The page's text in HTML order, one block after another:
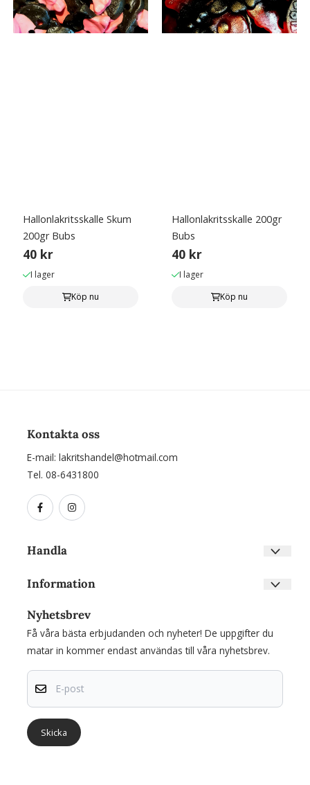
Hallonlakritsskalle Skum
200gr Bubs
40 kr
I lager
Köp nu
Hallonlakritsskalle 200gr
Bubs
40 kr
I lager
Köp nu
Kontakta oss
E-mail: lakritshandel@hotmail.com
Tel. 08-6431800
Handla
Kontakta oss
Skapa konto
Inloggning
Information
Nyhetsbrev
Om cookies
Nyhetsbrev
Få våra bästa erbjudanden och nyheter! De uppgifter du
matar in kommer endast användas till våra nyhetsbrev.
E-post
Skicka